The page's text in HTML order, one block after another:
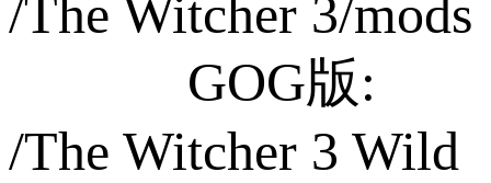
/The Witcher 3/mods
GOG版:
/The Witcher 3 Wild